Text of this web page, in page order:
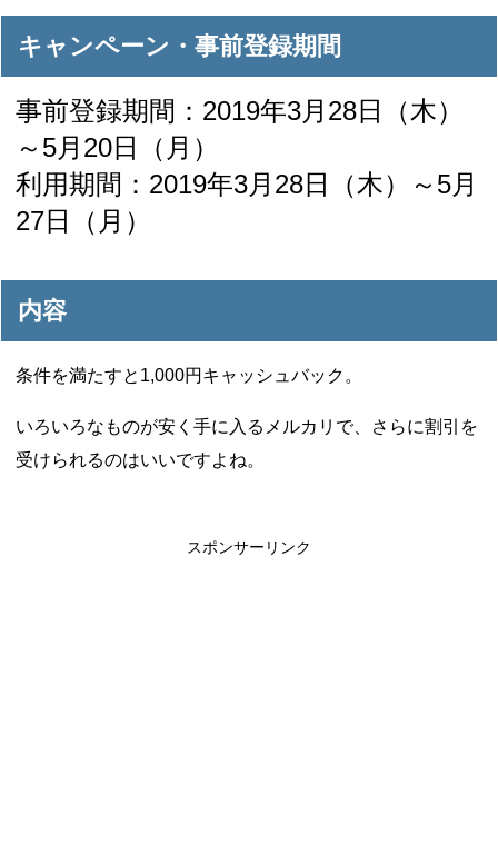
キャンペーン・事前登録期間
事前登録期間：2019年3月28日（木）
～5月20日（月）
利用期間：2019年3月28日（木）～5月
27日（月）
内容
条件を満たすと1,000円キャッシュバック。
いろいろなものが安く手に入るメルカリで、さらに割引を
受けられるのはいいですよね。
スポンサーリンク